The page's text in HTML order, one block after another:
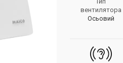
вентилятора
Осьовий